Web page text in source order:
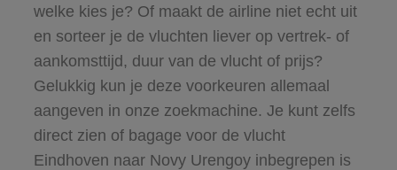
welke kies je? Of maakt de airline niet echt uit
en sorteer je de vluchten liever op vertrek- of
aankomsttijd, duur van de vlucht of prijs?
Gelukkig kun je deze voorkeuren allemaal
aangeven in onze zoekmachine. Je kunt zelfs
direct zien of bagage voor de vlucht
Eindhoven naar Novy Urengoy inbegrepen is